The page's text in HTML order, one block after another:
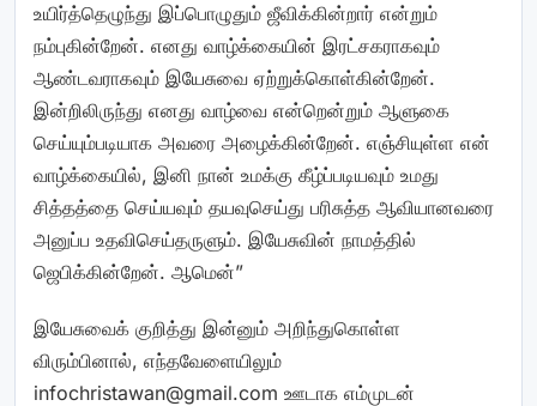
உயிர்த்தெழுந்து இப்பொழுதும் ஜீவிக்கின்றார் என்றும்
நம்புகின்றேன். எனது வாழ்க்கையின் இரட்சகராகவும்
ஆண்டவராகவும் இயேசுவை ஏற்றுக்கொள்கின்றேன்.
இன்றிலிருந்து எனது வாழ்வை என்றென்றும் ஆளுகை
செய்யும்படியாக அவரை அழைக்கின்றேன். எஞ்சியுள்ள என்
வாழ்க்கையில், இனி நான் உமக்கு கீழ்ப்படியவும் உமது
சித்தத்தை செய்யவும் தயவுசெய்து பரிசுத்த ஆவியானவரை
அனுப்ப உதவிசெய்தருளும். இயேசுவின் நாமத்தில்
ஜெபிக்கின்றேன். ஆமென்”
இயேசுவைக் குறித்து இன்னும் அறிந்துகொள்ள
விரும்பினால், எந்தவேளையிலும்
infochristawan@gmail.com ஊடாக எம்முடன்